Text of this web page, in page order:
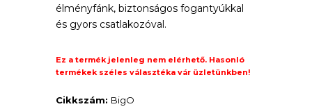
élményfánk, biztonságos fogantyúkkal
és gyors csatlakozóval.
Ez a termék jelenleg nem elérhető. Hasonló
termékek széles választéka vár üzletünkben!
Cikkszám: BigO